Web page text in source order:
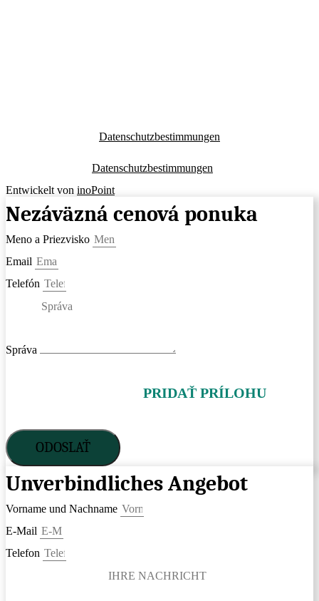
Datenschutzbestimmungen
Datenschutzbestimmungen
Entwickelt von inoPoint
Nezáväzná cenová ponuka
Meno a Priezvisko
Email
Telefón
Správa
PRIDAŤ PRÍLOHU
ODOSLAŤ
Unverbindliches Angebot
Vorname und Nachname
E-Mail
Telefon